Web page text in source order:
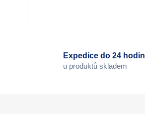
Expedice do 24 hodin
u produktů skladem